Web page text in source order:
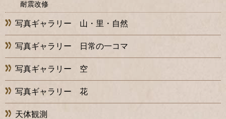
耐震改修
写真ギャラリー 山・里・自然
写真ギャラリー 日常の一コマ
写真ギャラリー 空
写真ギャラリー 花
天体観測